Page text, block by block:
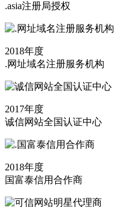
.asia注册局授权
2018年度
.网址域名注册服务机构
2017年度
诚信网站全国认证中心
2018年度
国富泰信用合作商